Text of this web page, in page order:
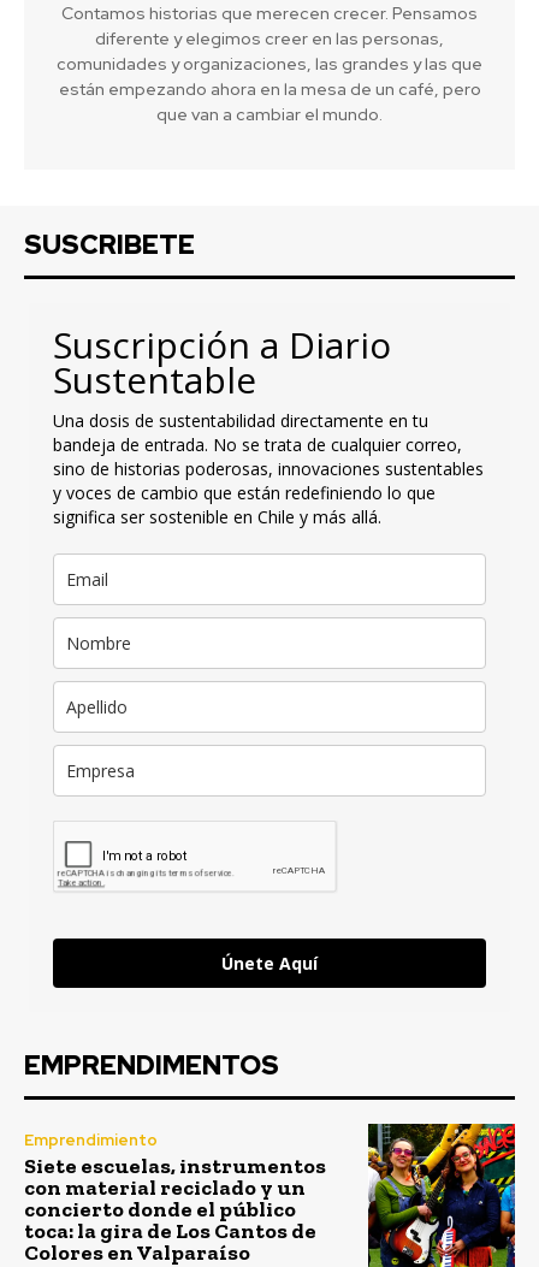
Contamos historias que merecen crecer. Pensamos
diferente y elegimos creer en las personas,
comunidades y organizaciones, las grandes y las que
están empezando ahora en la mesa de un café, pero
que van a cambiar el mundo.
SUSCRIBETE
Suscripción a Diario
Sustentable
Una dosis de sustentabilidad directamente en tu
bandeja de entrada. No se trata de cualquier correo,
sino de historias poderosas, innovaciones sustentables
y voces de cambio que están redefiniendo lo que
significa ser sostenible en Chile y más allá.
Únete Aquí
EMPRENDIMENTOS
Emprendimiento
Siete escuelas, instrumentos
con material reciclado y un
concierto donde el público
toca: la gira de Los Cantos de
Colores en Valparaíso